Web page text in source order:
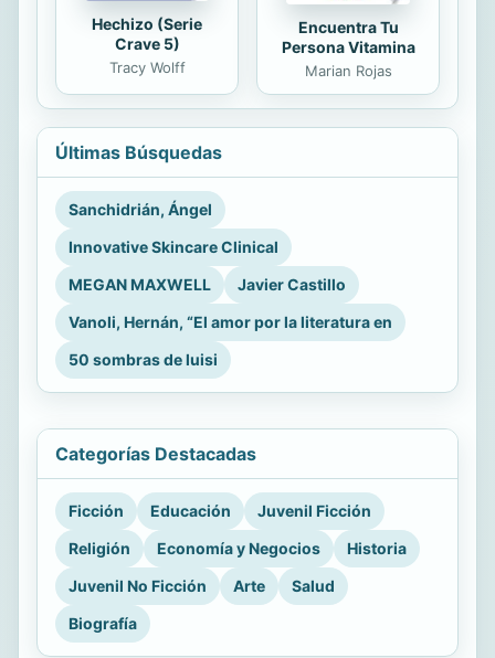
Hechizo (Serie
Crave 5)
Tracy Wolff
Encuentra Tu
Persona Vitamina
Marian Rojas
Últimas Búsquedas
Sanchidrián, Ángel
Innovative Skincare Clinical
MEGAN MAXWELL
Javier Castillo
Vanoli, Hernán, “El amor por la literatura en
50 sombras de luisi
Categorías Destacadas
Ficción Educación
Juvenil Ficción
Religión
Economía y Negocios
Historia
Juvenil No Ficción
Arte
Salud
Biografía